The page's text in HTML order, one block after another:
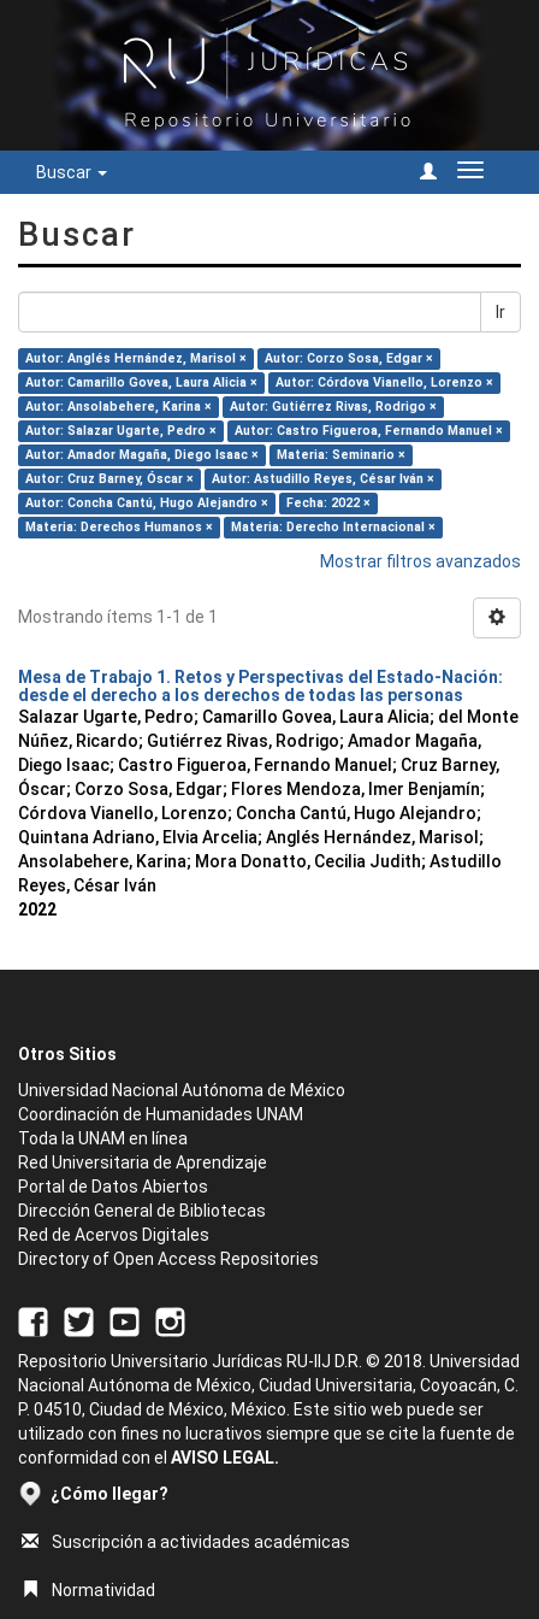
Buscar
Cambiar
Buscar
Ir
Autor: Anglés Hernández, Marisol ×
Autor: Corzo Sosa, Edgar ×
Autor: Camarillo Govea, Laura Alicia ×
Autor: Córdova Vianello, Lorenzo ×
Autor: Ansolabehere, Karina ×
Autor: Gutiérrez Rivas, Rodrigo ×
Autor: Salazar Ugarte, Pedro ×
Autor: Castro Figueroa, Fernando Manuel ×
Autor: Amador Magaña, Diego Isaac ×
Materia: Seminario ×
Autor: Cruz Barney, Óscar ×
Autor: Astudillo Reyes, César Iván ×
Autor: Concha Cantú, Hugo Alejandro ×
Fecha: 2022 ×
Materia: Derechos Humanos ×
Materia: Derecho Internacional ×
Mostrar filtros avanzados
Mostrando ítems 1-1 de 1
Mesa de Trabajo 1. Retos y Perspectivas del Estado-Nación:
desde el derecho a los derechos de todas las personas
Salazar Ugarte, Pedro; Camarillo Govea, Laura Alicia; del Monte
Núñez, Ricardo; Gutiérrez Rivas, Rodrigo; Amador Magaña,
Diego Isaac; Castro Figueroa, Fernando Manuel ; Cruz Barney,
Óscar; Corzo Sosa, Edgar; Flores Mendoza, Imer Benjamín;
Córdova Vianello, Lorenzo; Concha Cantú, Hugo Alejandro;
Quintana Adriano, Elvia Arcelia; Anglés Hernández, Marisol ;
Ansolabehere, Karina; Mora Donatto, Cecilia Judith; Astudillo
Reyes, César Iván
2022
Otros Sitios
Universidad Nacional Autónoma de México
Coordinación de Humanidades UNAM
Toda la UNAM en línea
Red Universitaria de Aprendizaje
Portal de Datos Abiertos
Dirección General de Bibliotecas
Red de Acervos Digitales
Directory of Open Access Repositories
Repositorio Universitario Jurídicas RU-IIJ D.R. © 2018. Universidad
Nacional Autónoma de México, Ciudad Universitaria, Coyoacán, C.
P. 04510, Ciudad de México, México. Este sitio web puede ser
utilizado con fines no lucrativos siempre que se cite la fuente de
conformidad con el AVISO LEGAL.
¿Cómo llegar?
Suscripción a actividades académicas
Normatividad